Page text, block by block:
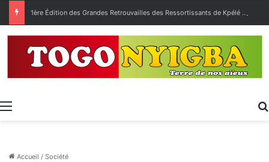
1ère Édition des Grandes Retrouvailles des Ressortissants de Kpélé Govié Apégamé / Sokpé
Menu
Accueil / Société